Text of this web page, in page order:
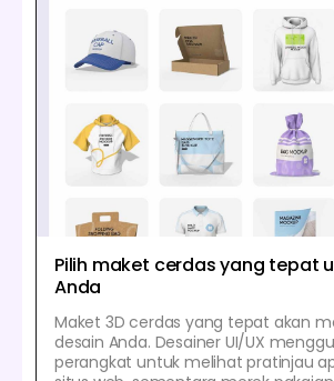
Pilih maket cerdas yang tepat
Anda
Maket 3D cerdas yang tepat akan
desain Anda. Desainer UI/UX
perangkat untuk melihat pratinjau